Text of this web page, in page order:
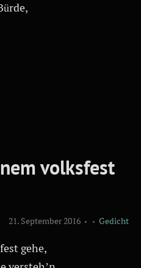
volksfest
21. September 2016 Gedicht
gehe,